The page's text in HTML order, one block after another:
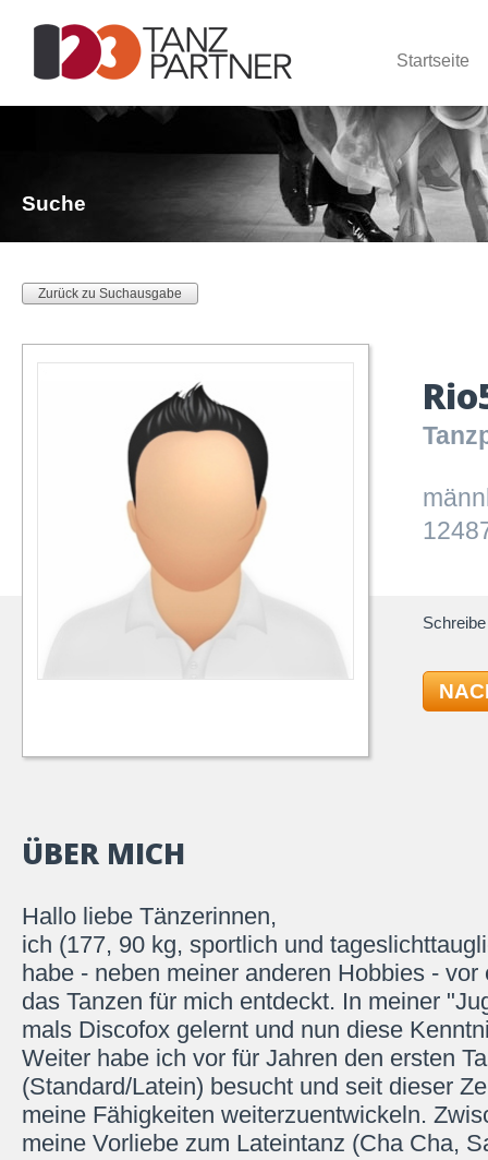
Startseite
Suche
Zurück zu Suchausgabe
ÜBER MICH
Hallo liebe Tänzerinnen,
ich (177, 90 kg, sportlich und
habe - neben meiner anderen Hobbies - vor
das Tanzen für mich entdeckt. In meiner
mals Discofox gelernt und nun diese
Weiter habe ich vor für Jahren den ersten
(Standard/Latein) besucht und seit dieser
meine Fähigkeiten weiterzuentwickeln.
meine Vorliebe zum Lateintanz (Cha Cha,